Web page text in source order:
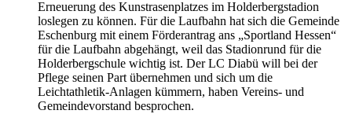
Erneuerung des Kunstrasenplatzes im Holderbergstadion
loslegen zu können. Für die Laufbahn hat sich die Gemeinde
Eschenburg mit einem Förderantrag ans „Sportland Hessen“
für die Laufbahn abgehängt, weil das Stadionrund für die
Holderbergschule wichtig ist. Der LC Diabü will bei der
Pflege seinen Part übernehmen und sich um die
Leichtathletik-Anlagen kümmern, haben Vereins- und
Gemeindevorstand besprochen.